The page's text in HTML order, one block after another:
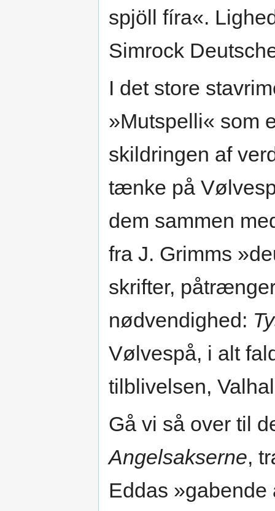
spjöll fíra«.
Simrock
I det store
»Mutspelli« som
skildringen af
tænke på
dem sammen
fra J. Grimms
skrifter,
nødvendighed:
Vølvespå, i alt
tilblivelsen,
Gå vi så over til
Angelsakserne,
Eddas